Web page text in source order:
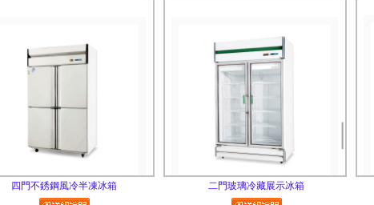
四門不銹鋼風冷半凍冰箱 二門玻璃冷藏展示冰箱